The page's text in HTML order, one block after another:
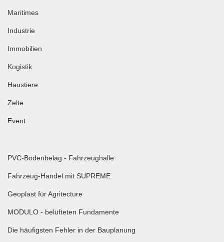
Maritimes
Industrie
Immobilien
Kogistik
Haustiere
Zelte
Event
PVC-Bodenbelag - Fahrzeughalle
Fahrzeug-Handel mit SUPREME
Geoplast für Agritecture
MODULO - belüfteten Fundamente
Die häufigsten Fehler in der Bauplanung